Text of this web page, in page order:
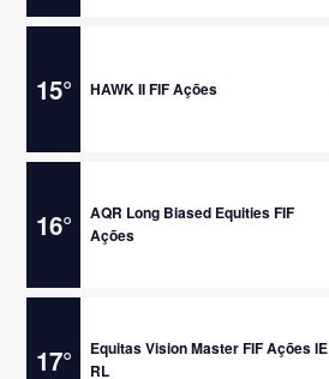
15° HAWK II FIF Ações
16°
AQR Long Biased Equities FIF
Ações
17°
Equitas Vision Master FIF Ações IE
RL